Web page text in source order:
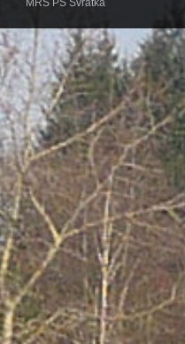
MRS PS Svratka